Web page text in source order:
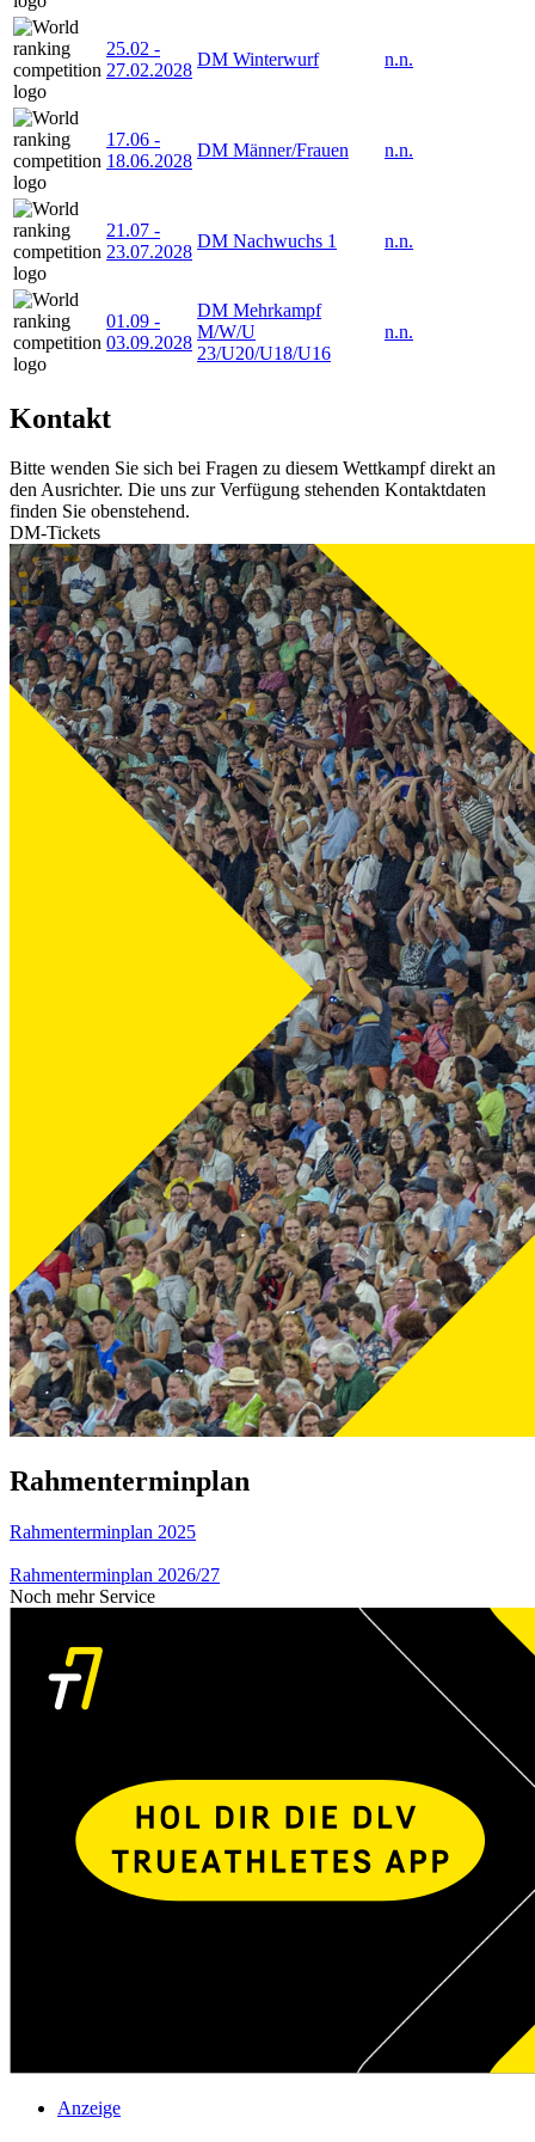
25.02 -
27.02.2028
DM Winterwurf n.n.
17.06 -
18.06.2028
DM Männer/Frauen n.n.
21.07 -
23.07.2028
DM Nachwuchs 1 n.n.
01.09 -
03.09.2028
DM Mehrkampf
M/W/U
23/U20/U18/U16
n.n.
Kontakt
Bitte wenden Sie sich bei Fragen zu diesem Wettkampf direkt an
den Ausrichter. Die uns zur Verfügung stehenden Kontaktdaten
finden Sie obenstehend.
DM-Tickets
Rahmenterminplan
Rahmenterminplan 2025
Rahmenterminplan 2026/27
Noch mehr Service
Anzeige